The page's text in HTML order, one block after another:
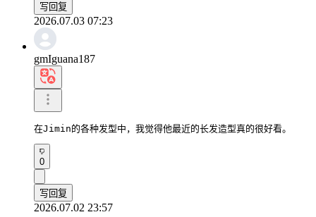
写回复
2026.07.03 07:23
gmIguana187
在Jimin的各种发型中，我觉得他最近的长发造型真的很好看。
0
写回复
2026.07.02 23:57